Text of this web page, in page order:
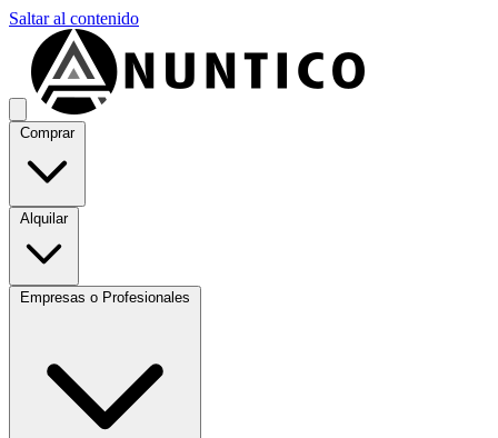
Saltar al contenido
Comprar
Alquilar
Empresas o Profesionales